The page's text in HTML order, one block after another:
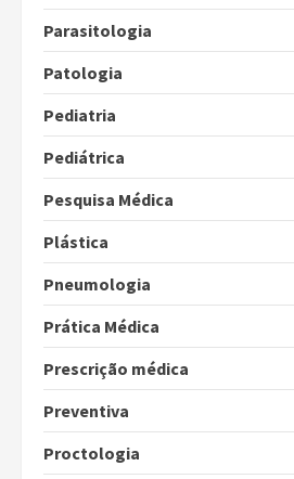
Parasitologia
Patologia
Pediatria
Pediátrica
Pesquisa Médica
Plástica
Pneumologia
Prática Médica
Prescrição médica
Preventiva
Proctologia